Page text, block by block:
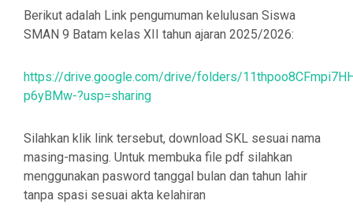
Berikut adalah Link pengumuman kelulusan Siswa
SMAN 9 Batam kelas XII tahun ajaran 2025/2026:
https://drive.google.com/drive/folders/
p6yBMw-?usp=sharing
Silahkan klik link tersebut, download SKL sesuai nama
masing-masing. Untuk membuka file pdf silahkan
menggunakan pasword tanggal bulan dan tahun lahir
tanpa spasi sesuai akta kelahiran